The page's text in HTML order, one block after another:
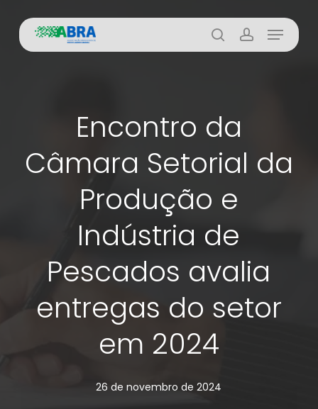
main
buscaaccount
Menu
Encontro da
Câmara Setorial da
Produção e
Indústria de
Pescados avalia
entregas do setor
em 2024
26 de novembro de 2024